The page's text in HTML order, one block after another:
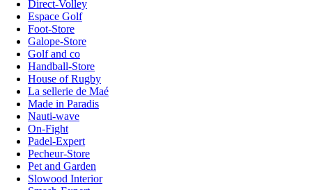
Direct-Volley
Espace Golf
Foot-Store
Galope-Store
Golf and co
Handball-Store
House of Rugby
La sellerie de Maé
Made in Paradis
Nauti-wave
On-Fight
Padel-Expert
Pecheur-Store
Pet and Garden
Slowood Interior